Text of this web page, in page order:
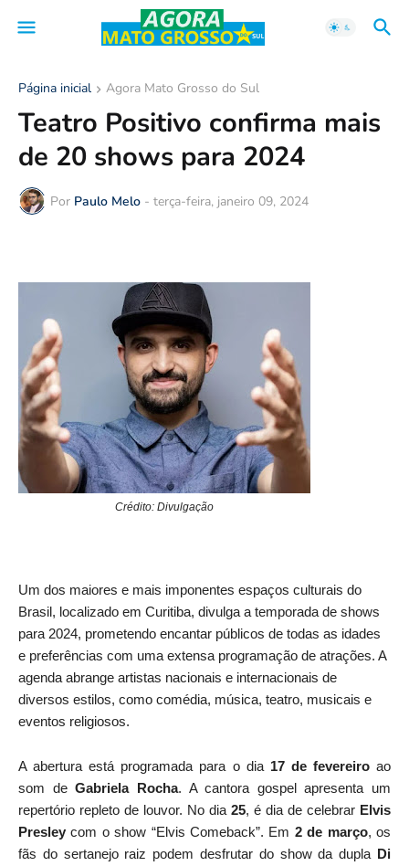
Página inicial Agora Mato Grosso do Sul
Teatro Positivo confirma mais
de 20 shows para 2024
Por Paulo Melo - terça-feira, janeiro 09, 2024
Crédito: Divulgação
Um dos maiores e mais imponentes espaços culturais do
Brasil, localizado em Curitiba, divulga a temporada de shows
para 2024, prometendo encantar públicos de todas as idades
e preferências com uma extensa programação de atrações. A
agenda abrange artistas nacionais e internacionais de
diversos estilos, como comédia, música, teatro, musicais e
eventos religiosos.
A abertura está programada para o dia 17 de fevereiroao
som deGabriela Rocha. A cantora gospel apresenta um
repertório repleto de louvor. No dia 25, é dia de celebrar Elvis
Presley com o show “Elvis Comeback”. Em 2 de março, os
fãs do sertanejo raiz podem desfrutar do show da dupla
Di